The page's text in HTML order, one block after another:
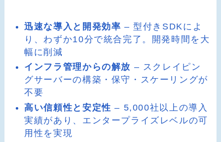
迅速な導入と開発効率 – 型付きSDKによ
り、わずか10分で統合完了。開発時間を大
幅に削減
インフラ管理からの解放 – スクレイピン
グサーバーの構築・保守・スケーリングが
不要
高い信頼性と安定性 – 5,000社以上の導入
実績があり、エンタープライズレベルの可
用性を実現